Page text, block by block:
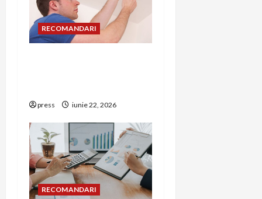
RECOMANDARI
press iunie 22, 2026
RECOMANDARI